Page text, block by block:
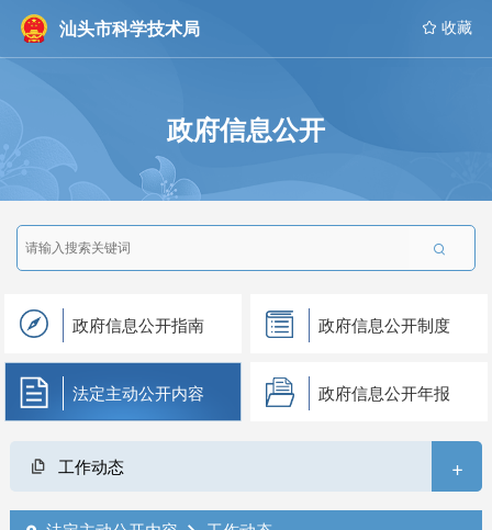
汕头市科学技术局  收藏
政府信息公开

政府信息公开指南 政府信息公开制度
法定主动公开内容 政府信息公开年报
工作动态 +